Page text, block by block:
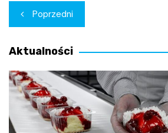
Nawigacja
wpisu
Poprzedni
Aktualności